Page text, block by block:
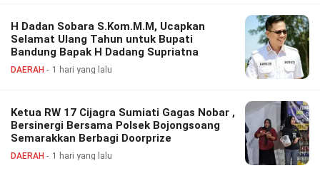
H Dadan Sobara S.Kom.M.M, Ucapkan
Selamat Ulang Tahun untuk Bupati
Bandung Bapak H Dadang Supriatna
DAERAH 1 hari yang lalu
Ketua RW 17 Cijagra Sumiati Gagas Nobar ,
Bersinergi Bersama Polsek Bojongsoang
Semarakkan Berbagi Doorprize
DAERAH 1 hari yang lalu